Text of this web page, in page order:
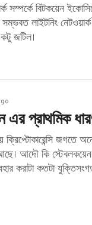
সম্পর্কে বিটকয়েন
লাইটনিং
জটিল।
এর প্রাথমিক
ক্রিপ্টোকারেন্সি জগতে
আদৌ কি স্টেবলকয়েন
করাটা কতটা